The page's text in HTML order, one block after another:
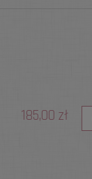
185,00 zł